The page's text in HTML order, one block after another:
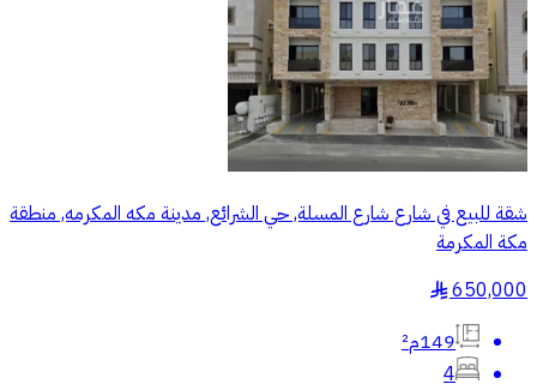
شقة للبيع في شارع شارع المسلة, حي الشرائع, مدينة مكه المكرمه, منطقة
مكة المكرمة
650,000
§
149م²
4